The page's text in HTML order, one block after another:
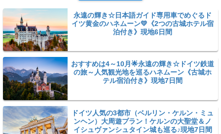
永遠の輝き☆日本語ガイド専用車でめぐるド
イツ黄金のハネムーン💛《2つの古城ホテル宿
泊付き》現地6日間
おすすめは4～10月🌟永遠の輝き☆ドイツ鉄道
の旅～人気観光地を巡るハネムーン《古城ホ
テル宿泊付き》現地7日間
ドイツ人気の3都市（ベルリン・ケルン・ミュ
ンヘン）大周遊プラン！ケルンの大聖堂＆ノ
イシュヴァンシュタイン城も巡る♪現地7日間